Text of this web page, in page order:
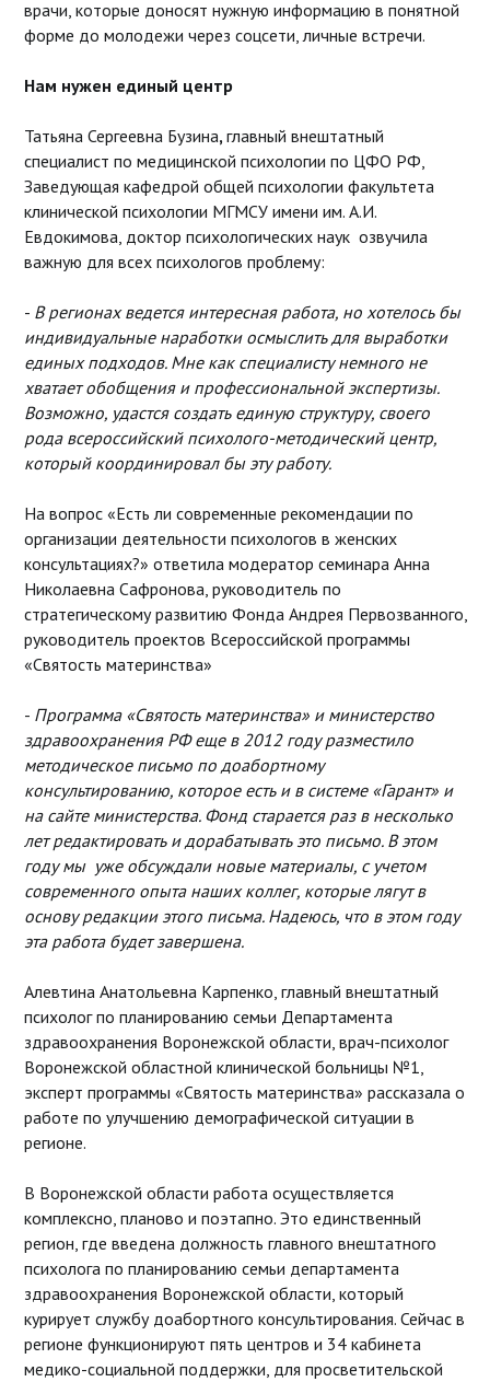
врачи, которые доносят нужную информацию в понятной
форме до молодежи через соцсети, личные встречи.
Нам нужен единый центр
Татьяна Сергеевна Бузина,главный внештатный
специалист по медицинской психологии по ЦФО РФ,
Заведующая кафедрой общей психологии факультета
клинической психологии МГМСУ имени им. А.И.
Евдокимова, доктор психологических наук озвучила
важную для всех психологов проблему:
- В регионах ведется интересная работа, но хотелось бы
индивидуальные наработки осмыслить для выработки
единых подходов. Мне как специалисту немного не
хватает обобщения и профессиональной экспертизы.
Возможно, удастся создать единую структуру, своего
рода всероссийский психолого-методический центр,
который координировал бы эту работу.
На вопрос «Есть ли современные рекомендации по
организации деятельности психологов в женских
консультациях?» ответила модератор семинара Анна
Николаевна Сафронова, руководитель по
стратегическому развитию Фонда Андрея Первозванного,
руководитель проектов Всероссийской программы
«Святость материнства»
- Программа «Святость материнства» и министерство
здравоохранения РФ еще в 2012 году разместило
методическое письмо по доабортному
консультированию, которое есть и в системе «Гарант» и
на сайте министерства. Фонд старается раз в несколько
лет редактировать и дорабатывать это письмо. В этом
году мы уже обсуждали новые материалы, с учетом
современного опыта наших коллег, которые лягут в
основу редакции этого письма. Надеюсь, что в этом году
эта работа будет завершена.
Алевтина Анатольевна Карпенко, главный внештатный
психолог по планированию семьи Департамента
здравоохранения Воронежской области, врач-психолог
Воронежской областной клинической больницы №1,
эксперт программы «Святость материнства» рассказала о
работе по улучшению демографической ситуации в
регионе.
В Воронежской области работа осуществляется
комплексно, планово и поэтапно. Это единственный
регион, где введена должность главного внештатного
психолога по планированию семьи департамента
здравоохранения Воронежской области, который
курирует службу доабортного консультирования. Сейчас в
регионе функционируют пять центров и 34 кабинета
медико-социальной поддержки, для просветительской